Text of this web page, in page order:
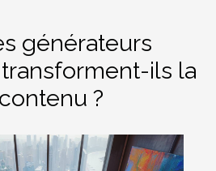
générateurs
ils la
?